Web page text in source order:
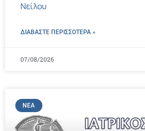
Νείλου
ΔΙΑΒΑΣΤΕ ΠΕΡΙΣΣΌΤΕΡΑ »
07/08/2026
ΝΈΑ